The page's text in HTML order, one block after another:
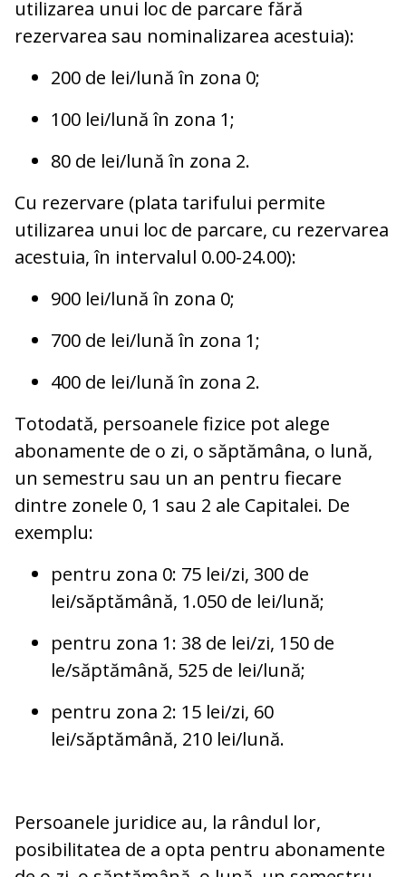
utilizarea unui loc de parcare fără
rezervarea sau nominalizarea acestuia):
200 de lei/lună în zona 0;
100 lei/lună în zona 1;
80 de lei/lună în zona 2.
Cu rezervare (plata tarifului permite
utilizarea unui loc de parcare, cu rezervarea
acestuia, în intervalul 0.00-24.00):
900 lei/lună în zona 0;
700 de lei/lună în zona 1;
400 de lei/lună în zona 2.
Totodată, persoanele fizice pot alege
abonamente de o zi, o săptămâna, o lună,
un semestru sau un an pentru fiecare
dintre zonele 0, 1 sau 2 ale Capitalei. De
exemplu:
pentru zona 0: 75 lei/zi, 300 de
lei/săptămână, 1.050 de lei/lună;
pentru zona 1: 38 de lei/zi, 150 de
le/săptămână, 525 de lei/lună;
pentru zona 2: 15 lei/zi, 60
lei/săptămână, 210 lei/lună.
Persoanele juridice au, la rândul lor,
posibilitatea de a opta pentru abonamente